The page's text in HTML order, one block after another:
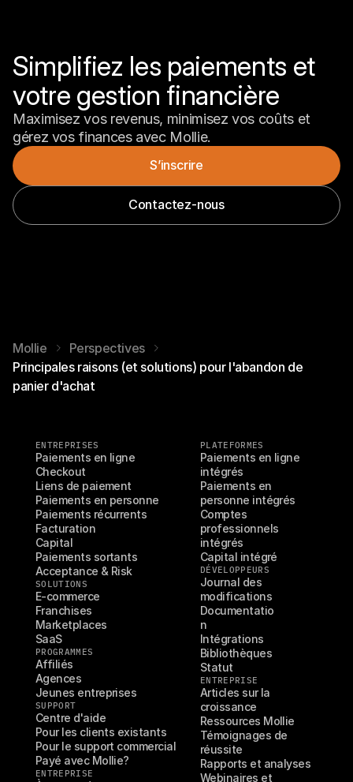
Simplifiez les paiements et
votre gestion financière
Maximisez vos revenus, minimisez vos coûts et
gérez vos finances avec Mollie.
S’inscrire
Contactez-nous
Mollie
Perspectives
Principales raisons (et solutions) pour l'abandon de
panier d'achat
ENTREPRISES
Paiements en ligne
Checkout
Liens de paiement
Paiements en personne
Paiements récurrents
Facturation
Capital
Paiements sortants
Acceptance & Risk
SOLUTIONS
E-commerce
Franchises
Marketplaces
SaaS
PROGRAMMES
Affiliés
Agences
Jeunes entreprises
SUPPORT
Centre d'aide
Pour les clients existants
Pour le support commercial
Payé avec Mollie?
ENTREPRISE
PLATEFORMES
Paiements en ligne
intégrés
Paiements en
personne intégrés
Comptes
professionnels
intégrés
Capital intégré
DÉVELOPPEURS
Journal des
modifications
Documentatio
n
Intégrations
Bibliothèques
Statut
ENTREPRISE
Articles sur la
croissance
Ressources Mollie
Témoignages de
réussite
Rapports et analyses
Webinaires et